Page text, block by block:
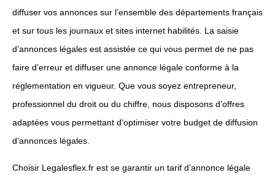
diffuser vos annonces sur l’ensemble des départements français
et sur tous les journaux et sites internet habilités. La saisie
d’annonces légales est assistée ce qui vous permet de ne pas
faire d’erreur et diffuser une annonce légale conforme à la
réglementation en vigueur. Que vous soyez entrepreneur,
professionnel du droit ou du chiffre, nous disposons d’offres
adaptées vous permettant d’optimiser votre budget de diffusion
d’annonces légales.
Choisir Legalesflex.fr est se garantir un tarif d’annonce légale